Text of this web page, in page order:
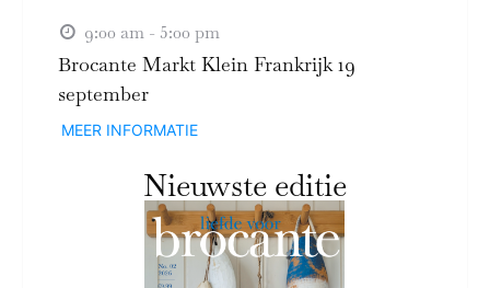
9:00 am - 5:00 pm
Brocante Markt Klein Frankrijk 19
september
MEER INFORMATIE
Nieuwste editie